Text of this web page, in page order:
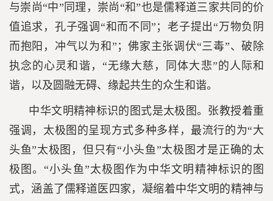
与崇尚“中”同理，崇尚“和”也是儒释道三家共同的价
值追求，孔子强调“和而不同”；老子提出“万物负阴
而抱阳，冲气以为和”；佛家主张调伏“三毒”、破除
执念的心灵和谐，“无缘大慈，同体大悲”的人际和
谐，以及圆融无碍、缘起共生的众生和谐。
中华文明精神标识的图式是太极图。张教授着重
强调，太极图的呈现方式多种多样，最流行的为“大
头鱼”太极图，但只有“小头鱼”太极图才是正确的太
极图。“小头鱼”太极图作为中华文明精神标识的图
式，涵盖了儒释道医四家，凝缩着中华文明的精神与